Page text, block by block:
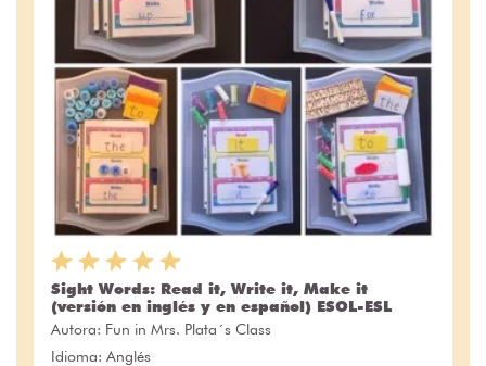
Sight Words: Read it, Write it, Make it
(versión en inglés y en español) ESOL-ESL
Autora: Fun in Mrs. Plata´s Class
Idioma: Anglés